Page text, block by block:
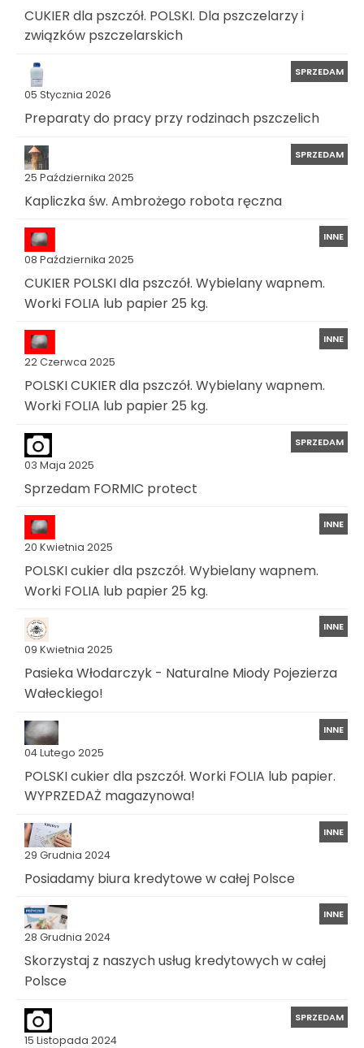
CUKIER dla pszczół. POLSKI. Dla pszczelarzy i
związków pszczelarskich
05 Stycznia 2026
SPRZEDAM
Preparaty do pracy przy rodzinach pszczelich
25 Października 2025
SPRZEDAM
Kapliczka św. Ambrożego robota ręczna
08 Października 2025
INNE
CUKIER POLSKI dla pszczół. Wybielany wapnem.
Worki FOLIA lub papier 25 kg.
22 Czerwca 2025
INNE
POLSKI CUKIER dla pszczół. Wybielany wapnem.
Worki FOLIA lub papier 25 kg.
03 Maja 2025
SPRZEDAM
Sprzedam FORMIC protect
20 Kwietnia 2025
INNE
POLSKI cukier dla pszczół. Wybielany wapnem.
Worki FOLIA lub papier 25 kg.
09 Kwietnia 2025
INNE
Pasieka Włodarczyk - Naturalne Miody Pojezierza
Wałeckiego!
04 Lutego 2025
INNE
POLSKI cukier dla pszczół. Worki FOLIA lub papier.
WYPRZEDAŻ magazynowa!
29 Grudnia 2024
INNE
Posiadamy biura kredytowe w całej Polsce
28 Grudnia 2024
INNE
Skorzystaj z naszych usług kredytowych w całej
Polsce
15 Listopada 2024
SPRZEDAM